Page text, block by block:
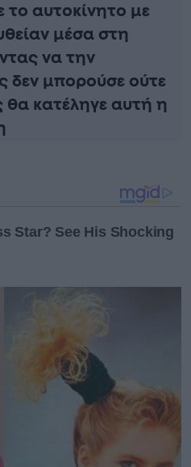
αυτοκίνητο με
μέσα στη
να την
δεν μπορούσε ούτε
κατέληγε αυτή η